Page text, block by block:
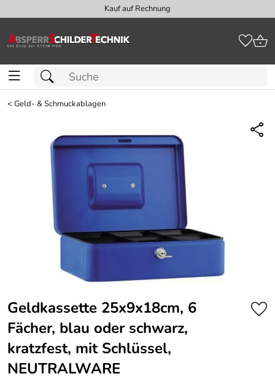
Kauf auf Rechnung
<Geld- & Schmuckablagen
Geldkassette 25x9x18cm, 6
Fächer, blau oder schwarz,
kratzfest, mit Schlüssel,
NEUTRALWARE